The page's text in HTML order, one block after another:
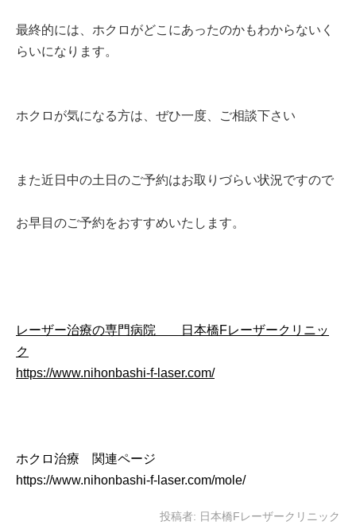
最終的には、ホクロがどこにあったのかもわからないく
らいになります。
ホクロが気になる方は、ぜひ一度、ご相談下さい
また近日中の土日のご予約はお取りづらい状況ですので
お早目のご予約をおすすめいたします。
レーザー治療の専門病院 日本橋Fレーザークリニッ
ク
https://www.nihonbashi-f-laser.com/
ホクロ治療 関連ページ
https://www.nihonbashi-f-laser.com/mole/
投稿者: 日本橋Fレーザークリニック